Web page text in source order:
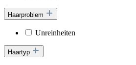
Haarproblem
Unreinheiten
Haartyp